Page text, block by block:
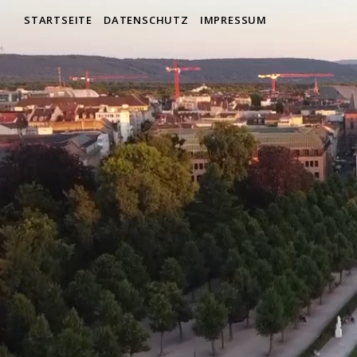
STARTSEITE DATENSCHUTZ IMPRESSUM